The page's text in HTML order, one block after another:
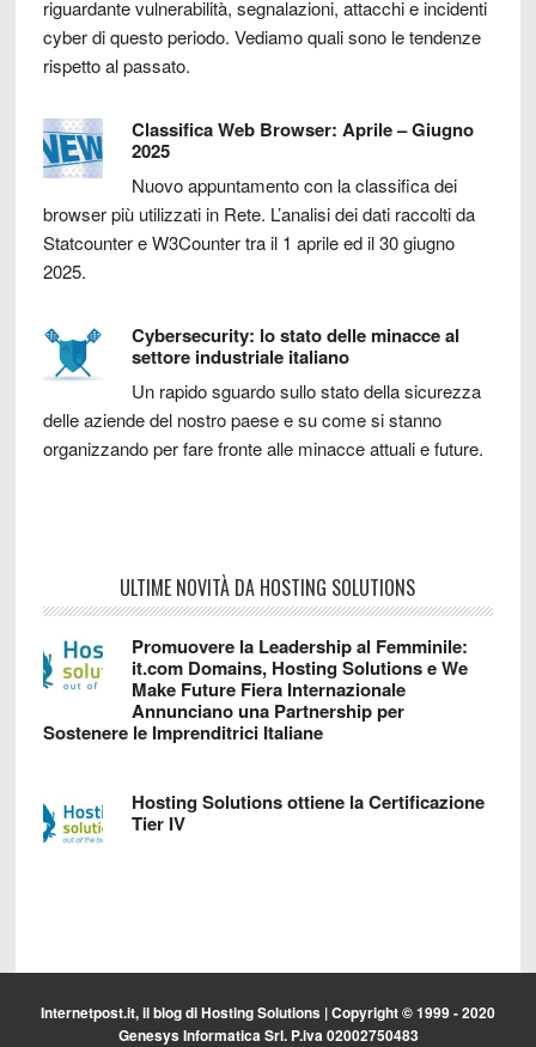
riguardante vulnerabilità, segnalazioni, attacchi e incidenti
cyber di questo periodo. Vediamo quali sono le tendenze
rispetto al passato.
Classifica Web Browser: Aprile – Giugno
2025
Nuovo appuntamento con la classifica dei
browser più utilizzati in Rete. L’analisi dei dati raccolti da
Statcounter e W3Counter tra il 1 aprile ed il 30 giugno
2025.
Cybersecurity: lo stato delle minacce al
settore industriale italiano
Un rapido sguardo sullo stato della sicurezza
delle aziende del nostro paese e su come si stanno
organizzando per fare fronte alle minacce attuali e future.
ULTIME NOVITÀ DA HOSTING SOLUTIONS
Promuovere la Leadership al Femminile:
it.com Domains, Hosting Solutions e We
Make Future Fiera Internazionale
Annunciano una Partnership per
Sostenere le Imprenditrici Italiane
Hosting Solutions ottiene la Certificazione
Tier IV
Internetpost.it, il blog diHosting Solutions | Copyright © 1999 - 2020
Genesys Informatica Srl. P.iva 02002750483